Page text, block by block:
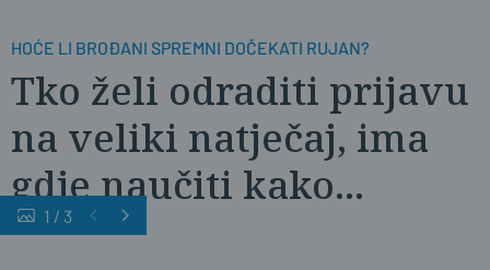
HOĆE LI BROĐANI SPREMNI DOČEKATI RUJAN?
Tko želi odraditi prijavu
na veliki natječaj, ima
gdje naučiti kako...
1 / 3